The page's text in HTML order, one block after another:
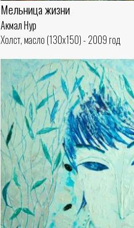
Мельница жизни
Акмал Нур
Холст, масло (130x150) - 2009 год